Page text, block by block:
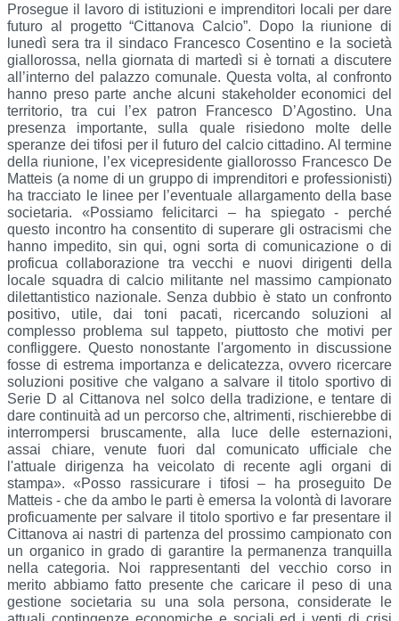
Prosegue il lavoro di istituzioni e imprenditori locali per dare
futuro al progetto “Cittanova Calcio”. Dopo la riunione di
lunedì sera tra il sindaco Francesco Cosentino e la società
giallorossa, nella giornata di martedì si è tornati a discutere
all’interno del palazzo comunale. Questa volta, al confronto
hanno preso parte anche alcuni stakeholder economici del
territorio, tra cui l’ex patron Francesco D’Agostino. Una
presenza importante, sulla quale risiedono molte delle
speranze dei tifosi per il futuro del calcio cittadino. Al termine
della riunione, l’ex vicepresidente giallorosso Francesco De
Matteis (a nome di un gruppo di imprenditori e professionisti)
ha tracciato le linee per l’eventuale allargamento della base
societaria. «Possiamo felicitarci – ha spiegato - perché
questo incontro ha consentito di superare gli ostracismi che
hanno impedito, sin qui, ogni sorta di comunicazione o di
proficua collaborazione tra vecchi e nuovi dirigenti della
locale squadra di calcio militante nel massimo campionato
dilettantistico nazionale. Senza dubbio è stato un confronto
positivo, utile, dai toni pacati, ricercando soluzioni al
complesso problema sul tappeto, piuttosto che motivi per
confliggere. Questo nonostante l'argomento in discussione
fosse di estrema importanza e delicatezza, ovvero ricercare
soluzioni positive che valgano a salvare il titolo sportivo di
Serie D al Cittanova nel solco della tradizione, e tentare di
dare continuità ad un percorso che, altrimenti, rischierebbe di
interrompersi bruscamente, alla luce delle esternazioni,
assai chiare, venute fuori dal comunicato ufficiale che
l'attuale dirigenza ha veicolato di recente agli organi di
stampa». «Posso rassicurare i tifosi – ha proseguito De
Matteis - che da ambo le parti è emersa la volontà di lavorare
proficuamente per salvare il titolo sportivo e far presentare il
Cittanova ai nastri di partenza del prossimo campionato con
un organico in grado di garantire la permanenza tranquilla
nella categoria. Noi rappresentanti del vecchio corso in
merito abbiamo fatto presente che caricare il peso di una
gestione societaria su una sola persona, considerate le